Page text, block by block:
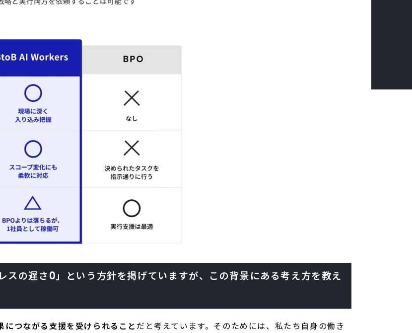
の遅さ0」という方針を掲げていますが、この背景にある考え方を教え
につながる支援を受けられること だと考えています。そのためには、私たち自身の働き